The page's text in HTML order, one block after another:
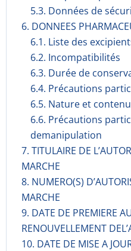
5.3. Données de
6. DONNEES
6.1. Liste des
6.2. Incompati­bilités
6.3. Durée de
6.4. Précautions
6.5. Nature et
6.6. Précautions
demanipulation
7. TITULAIRE DE
MARCHE
8. NUMERO(S)
MARCHE
9. DATE DE PREMIERE
RENOUVELLEMENT
10. DATE DE MISE A